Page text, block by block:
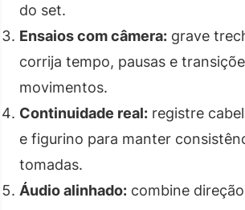
do set.
Ensaios com câmera: grave
corrija tempo, pausas e
movimentos.
Continuidade real: registre
e figurino para manter
tomadas.
Áudio alinhado: combine